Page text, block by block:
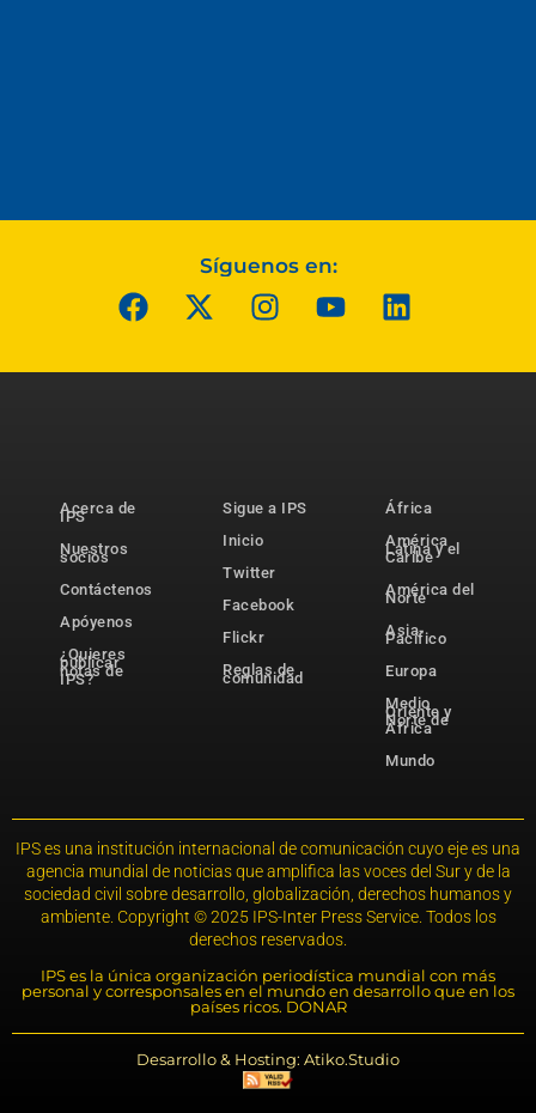
Síguenos en:
Acerca de
IPS
Nuestros
socios
Contáctenos
Apóyenos
¿Quieres
publicar
notas de
IPS?
Sigue a IPS
Inicio
Twitter
Facebook
Flickr
Reglas de
comunidad
África
América
Latina y el
Caribe
América del
Norte
Asia-
Pacífico
Europa
Medio
Oriente y
Norte de
África
Mundo
IPS es una institución internacional de comunicación cuyo eje es una
agencia mundial de noticias que amplifica las voces del Sur y de la
sociedad civil sobre desarrollo, globalización, derechos humanos y
ambiente. Copyright © 2025 IPS-Inter Press Service. Todos los
derechos reservados.
IPS es la única organización periodística mundial con más
personal y corresponsales en el mundo en desarrollo que en los
países ricos. DONAR
Desarrollo & Hosting: Atiko.Studio